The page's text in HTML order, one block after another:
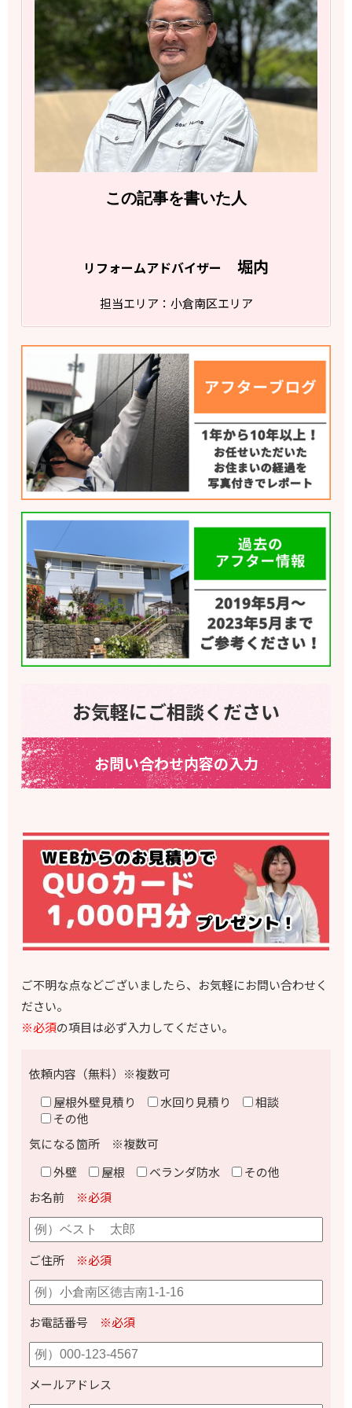
この記事を書いた人
リフォームアドバイザー 堀内
担当エリア：小倉南区エリア
お気軽にご相談ください
お問い合わせ内容の入力
ご不明な点などございましたら、お気軽にお問い合わせく
ださい。
※必須の項目は必ず入力してください。
依頼内容（無料）※複数可
屋根外壁見積り
水回り見積り
相談
その他
気になる箇所 ※複数可
外壁
屋根 ベランダ防水
その他
お名前 ※必須
ご住所 ※必須
お電話番号 ※必須
メールアドレス